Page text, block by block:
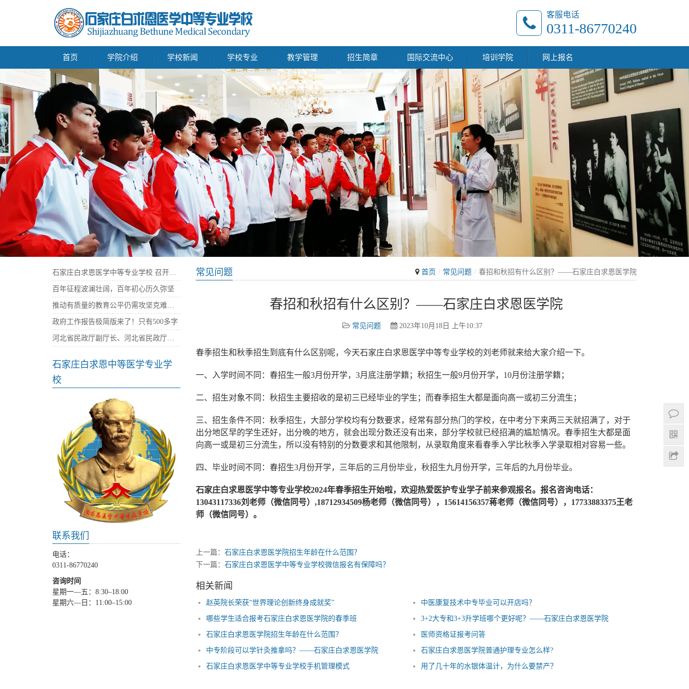
客服电话
0311-86770240
首页 学院介绍 学校新闻 学校专业 教学管理 招生简章 国际交流中心 培训学院 网上报名
首页 常见问题 春招和秋招有什么区别？——石家庄白求恩医学院
常见问题
春招和秋招有什么区别？——石家庄白求恩医学院
常见问题 2023年10月18日 上午10:37
春季招生和秋季招生到底有什么区别呢，今天石家庄白求恩医学中等专业学校的刘老师就来给大家介绍一下。
一、入学时间不同：春招生一般3月份开学，3月底注册学籍；秋招生一般9月份开学，10月份注册学籍；
二、招生对象不同：秋招生主要招收的是初三已经毕业的学生；而春季招生大都是面向高一或初三分流生；
三、招生条件不同：秋季招生，大部分学校均有分数要求，经常有部分热门的学校，在中考分下来两三天就招满了，对于
出分地区早的学生还好，出分晚的地方，就会出现分数还没有出来，部分学校就已经招满的尴尬情况。春季招生大都是面
向高一或是初三分流生，所以没有特别的分数要求和其他限制，从录取角度来看春季入学比秋季入学录取相对容易一些。
四、毕业时间不同：春招生3月份开学，三年后的三月份毕业，秋招生九月份开学，三年后的九月份毕业。
石家庄白求恩医学中等专业学校2024年春季招生开始啦，欢迎热爱医护专业学子前来参观报名。报名咨询电话：
13043117336刘老师（微信同号）,18712934509杨老师（微信同号），15614156357蒋老师（微信同号），17733883375王老
师（微信同号）。
上一篇： 石家庄白求恩医学院招生年龄在什么范围？
下一篇： 石家庄白求恩医学中等专业学校微信报名有保障吗？
相关新闻
赵英院长荣获“世界理论创新终身成就奖” 中医康复技术中专毕业可以开店吗？
哪些学生适合报考石家庄白求恩医学院的春季班 3+2大专和3+3升学班哪个更好呢？——石家庄白求恩医学院
石家庄白求恩医学院招生年龄在什么范围？ 医师资格证报考问答
中专阶段可以学针灸推拿吗？——石家庄白求恩医学院 石家庄白求恩医学院普通护理专业怎么样?
石家庄白求恩医学中等专业学校手机管理模式 用了几十年的水银体温计，为什么要禁产？
百年征程波澜壮阔，百年初心历久弥坚
政府工作报告极简版来了！只有500多字
石家庄白求恩中等医学专业学
校
联系我们
电话：
0311-86770240
咨询时间
星期一—五：8:30–18:00
星期六—日：11:00–15:00